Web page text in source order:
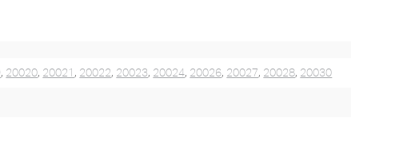
, 20020, 20021 , 20022, 20023, 20024, 20026, 20027, 20028, 20030